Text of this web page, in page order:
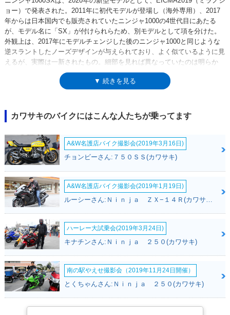
ョー）で発表された。2011年に初代モデルが登場し（海外専用）、2017
年からは日本国内でも販売されていたニンジャ1000の4世代目にあたる
が、モデル名に「SX」が付けられらため、別モデルとして項を分けた。
外観上は、2017年にモデルチェンジした後のニンジャ1000と同じような
逆スラントしたノーズデザインが与えられており、よく似ているように見
えるが、実際は一新されたもの。細部を見れば異なっていたのは明らか
で、ニンジャ1000では一貫して左右出しだったマフラーは、コンベンシ
ョナルな右側1本スタイルに変更されてもいた。搭載するエンジンは、ニ
が、2番と3番よりも45ミリ短くなるなどの変更があった（環境規制への
対応）。他に、シートの形状が、よりツアラー向きに変更されるととも
に、工具なしで高さ調整可能なウインドスクリーンやクルーズコントロー
ル、クラッチレバー操作のいらないクイックシフターなども装備されて、
ロングツアラーとしての性格が、これまで以上に明確になっていた。灯火
類は全てLED化され、メーターは4.3インチTFTカラー液晶。OEMタイヤ
市場では、2020年4月に発売された。その後、2022年7月発売の2023年モ
デルで、日本国内の令和2年排出ガス規制に適合し、型式の排ガス記号に
変更はあったが、車体の機能や性能に変更はなかった。※2025年には、
発展的な後継モデルとしてニンジャ1100SXが国内発売された（別項）
▼ 続きを見る
カワサキのバイクにはこんな人たちが乗ってます
A&W名護店バイク撮影会(2019年3月16日)
チョンビーさん:７５０ＳＳ(カワサキ)
A&W名護店バイク撮影会(2019年1月19日)
ハーレー大試乗会(2019年3月24日)
キナチンさん:Ｎｉｎｊａ ２５０(カワサキ)
南の駅やえせ撮影会（2019年11月24日開催）
とくちゃんさん:Ｎｉｎｊａ ２５０(カワサキ)